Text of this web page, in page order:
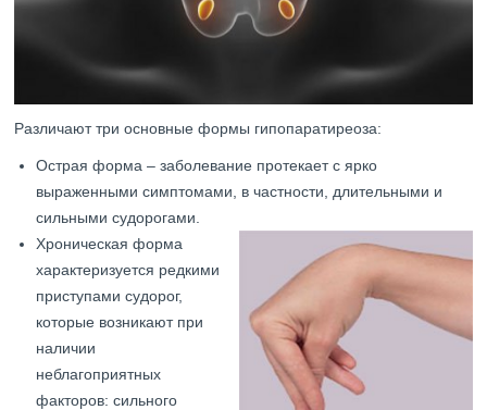
Различают три основные формы гипопаратиреоза:
Острая форма – заболевание протекает с ярко
выраженными симптомами, в частности, длительными и
сильными судорогами.
Хроническая форма
характеризуется редкими
приступами судорог,
которые возникают при
наличии
неблагоприятных
факторов: сильного